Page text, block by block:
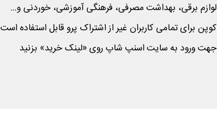
لوازم برقی، بهداشت مصرفی، فرهنگی آموزشی، خوردنی و...
کوپن برای تمامی کاربران غیر از اشتراک پرو قابل استفاده است
جهت ورود به سایت اسنپ شاپ روی «لینک خرید» بزنید